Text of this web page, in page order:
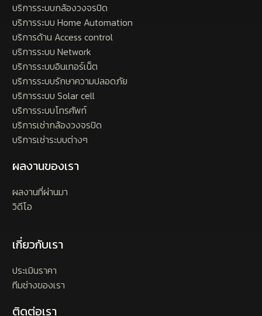
บริการระบบกล้องวงจรปิด
บริการระบบ Home Automation
บริการด้าน Access control
บริการระบบ Network
บริการระบบอินเทอร์เน็ต
บริการระบบรักษาความปลอดภัย
บริการระบบ Solar cell
บริการระบบโทรศัพท์
บริการเช่ากล้องวงจรปิด
บริการเช่าระบบต่างๆ
ผลงานของเรา
ผลงานที่ผ่านมา
วิดีโอ
เกี่ยวกับเรา
ประเมินราคา
ทีมช่างของเรา
ติดต่อเรา